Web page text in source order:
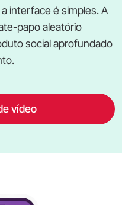
interface é simples. A
papo aleatório
social aprofundado
vídeo